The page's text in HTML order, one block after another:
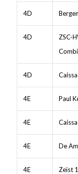
4D
4D
ZSC-
4D
4E Paul
4E
4E De
4E Zeist 1